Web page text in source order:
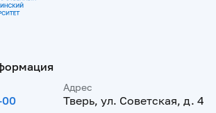
00
Адрес
Тверь, ул. Советская, д. 4